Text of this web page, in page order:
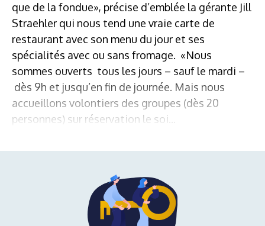
que de la fondue», précise d’emblée la gérante Jill
Straehler qui nous tend une vraie carte de
restaurant avec son menu du jour et ses
spécialités avec ou sans fromage. «Nous
sommes ouverts tous les jours – sauf le mardi –
dès 9h et jusqu’en fin de journée. Mais nous
accueillons volontiers des groupes (dès 20
personnes) sur réservation le soi...